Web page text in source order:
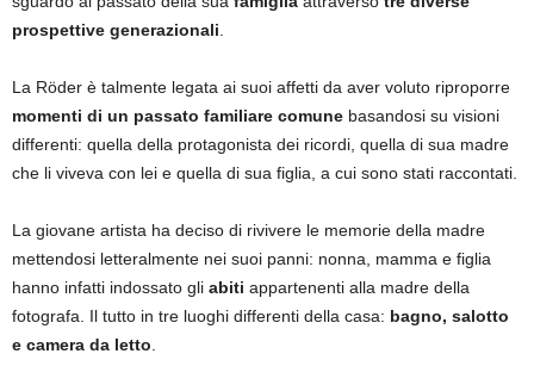
prospettive generazionali
La Röder è talmente legata ai suoi affetti da aver voluto riproporre
momenti di un passato familiare comune basandosi su visioni
differenti: quella della protagonista dei ricordi, quella di sua madre
che li viveva con lei e quella di sua figlia, a cui sono stati raccontati.
La giovane artista ha deciso di rivivere le memorie della madre
mettendosi letteralmente nei suoi panni: nonna, mamma e figlia
hanno infatti indossato gli abiti appartenenti alla madre della
fotografa. Il tutto in tre luoghi differenti della casa: bagno, salotto
e camera da letto